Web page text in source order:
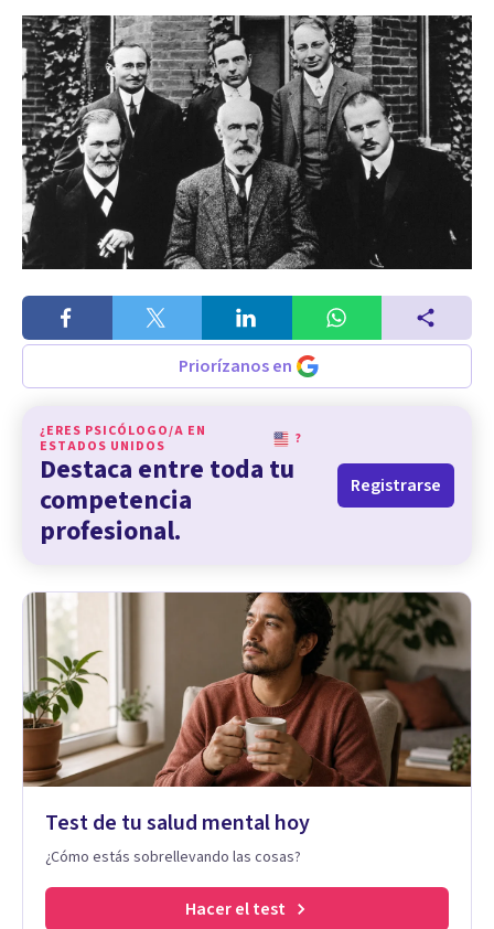
Priorízanos en
¿ERES PSICÓLOGO/A EN
ESTADOS UNIDOS
?
Destaca entre toda tu
competencia
profesional.
Registrarse
Test de tu salud mental hoy
¿Cómo estás sobrellevando las cosas?
Hacer el test